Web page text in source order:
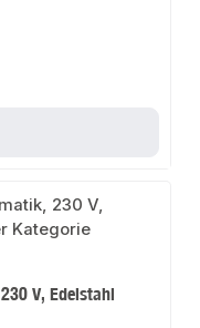
V, Edelstahl